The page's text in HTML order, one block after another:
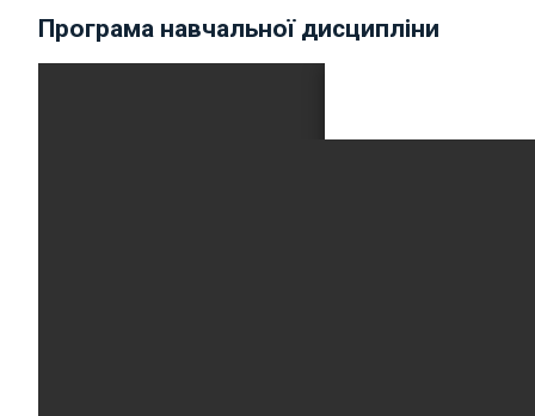
Програма навчальної дисципліни